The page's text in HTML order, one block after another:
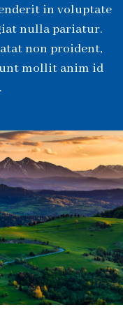
in voluptate
nulla pariatur.
non proident,
mollit anim id